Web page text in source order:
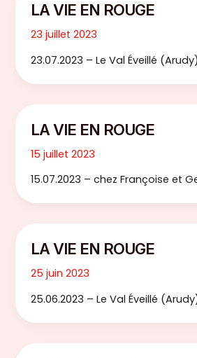
LA VIE EN ROUGE
23 juillet 2023
23.07.2023 – Le Val Éveillé (Arudy)
LA VIE EN ROUGE
15 juillet 2023
15.07.2023 – chez Françoise et
LA VIE EN ROUGE
25 juin 2023
25.06.2023 – Le Val Éveillé